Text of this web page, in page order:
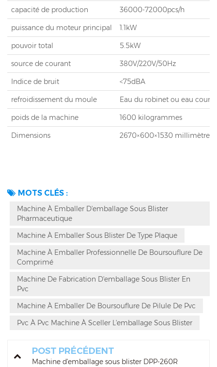
capacité de production 36000-72000pcs/h
puissance du moteur principal 1.1kW
pouvoir total 5.5kW
source de courant 380V/220V/50Hz
Indice de bruit <75dBA
refroidissement du moule Eau du robinet ou eau
poids de la machine 1600 kilogrammes
Dimensions 2670×600×1530 millimètres
MOTS CLÉS :
Machine À Emballer D'emballage Sous Blister
Pharmaceutique
Machine À Emballer Sous Blister De Type Plaque
Machine À Emballer Professionnelle De Boursouflure De
Comprimé
Machine De Fabrication D'emballage Sous Blister En
Pvc
Machine À Emballer De Boursouflure De Pilule De Pvc
Pvc À Pvc Machine À Sceller L'emballage Sous Blister
POST PRÉCÉDENT
Machine d'emballage sous blister DPP-260R